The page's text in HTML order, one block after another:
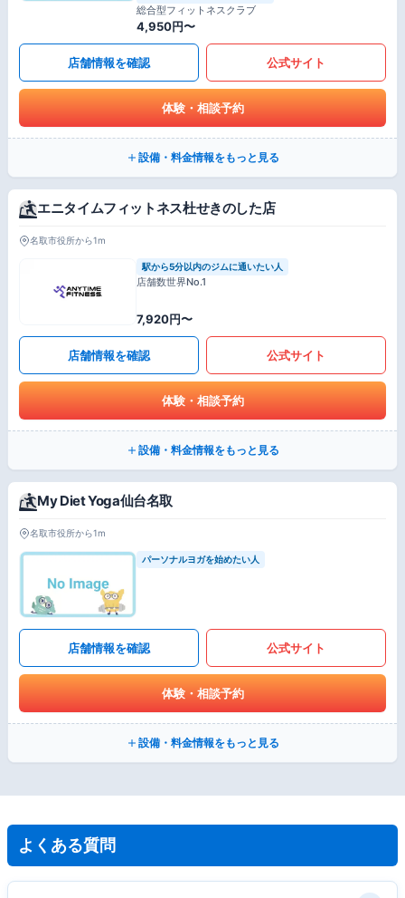
総合型フィットネスクラブ
4,950円〜
店舗情報を確認 公式サイト
体験・相談予約
設備・料金情報をもっと見る
エニタイムフィットネス杜せきのした店
名取市役所から1m
駅から5分以内のジムに通いたい人
店舗数世界No.1
7,920円〜
店舗情報を確認 公式サイト
体験・相談予約
設備・料金情報をもっと見る
My Diet Yoga仙台名取
名取市役所から1m
パーソナルヨガを始めたい人
店舗情報を確認 公式サイト
体験・相談予約
設備・料金情報をもっと見る
よくある質問